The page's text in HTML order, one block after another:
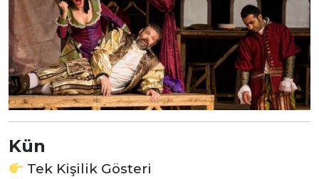
Kün
Tek Kişilik Gösteri